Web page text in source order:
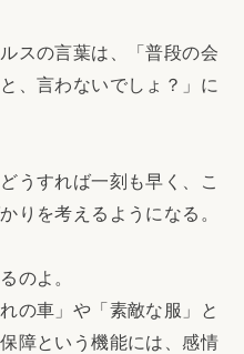
スの言葉は、「普段の会
、言わないでしょ？」に
うすれば一刻も早く、こ
りを考えるようになる。
のよ。
の車」や「素敵な服」と
障という機能には、感情